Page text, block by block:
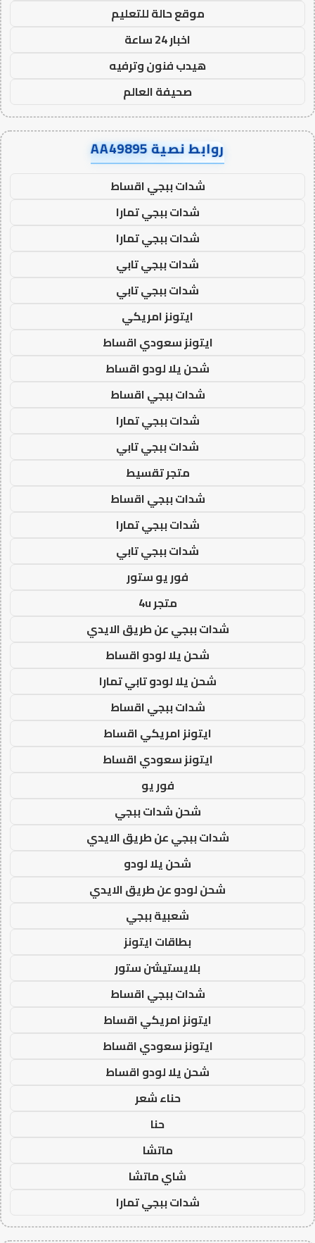
موقع حالة للتعليم
اخبار 24 ساعة
هيدب فنون وترفيه
صحيفة العالم
روابط نصية AA49895
شدات ببجي اقساط
شدات ببجي تمارا
شدات ببجي تمارا
شدات ببجي تابي
شدات ببجي تابي
ايتونز امريكي
ايتونز سعودي اقساط
شحن يلا لودو اقساط
شدات ببجي اقساط
شدات ببجي تمارا
شدات ببجي تابي
متجر تقسيط
شدات ببجي اقساط
شدات ببجي تمارا
شدات ببجي تابي
فور يو ستور
متجر 4u
شدات ببجي عن طريق الايدي
شحن يلا لودو اقساط
شحن يلا لودو تابي تمارا
شدات ببجي اقساط
ايتونز امريكي اقساط
ايتونز سعودي اقساط
فور يو
شحن شدات ببجي
شدات ببجي عن طريق الايدي
شحن يلا لودو
شحن لودو عن طريق الايدي
شعبية ببجي
بطاقات ايتونز
بلايستيشن ستور
شدات ببجي اقساط
ايتونز امريكي اقساط
ايتونز سعودي اقساط
شحن يلا لودو اقساط
حناء شعر
حنا
ماتشا
شاي ماتشا
شدات ببجي تمارا